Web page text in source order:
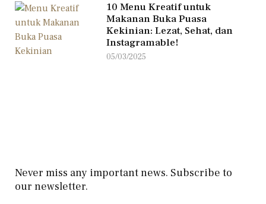
10 Menu Kreatif untuk
Makanan Buka Puasa
Kekinian: Lezat, Sehat, dan
Instagramable!
05/03/2025
Never miss any important news. Subscribe to
our newsletter.